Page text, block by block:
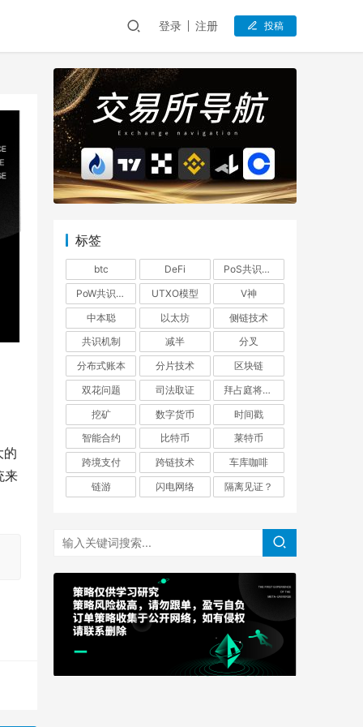
登录 注册 投稿
的
来
标签
btc DeFi
PoS共识机制
PoW共识机制
UTXO模型
V神
中本聪
以太坊
侧链技术
共识机制
减半
分叉
分布式账本
分片技术
区块链
双花问题
司法取证
拜占庭将军问题
挖矿
数字货币
时间戳
智能合约
比特币
莱特币
跨境支付
跨链技术
车库咖啡
链游
闪电网络 隔离见证？